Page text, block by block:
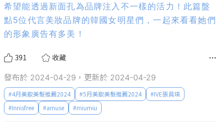
希望能透過新面孔為品牌注入不一樣的活力！此篇盤
點5位代言美妝品牌的韓國女明星們，一起來看看她們
的形象廣告有多美！
391 收藏
發布於 2024-04-29，更新於 2024-04-29
#4月美妝美髮推薦2024 #5月美妝美髮推薦2024 #IVE張員瑛
#Innisfree #amuse #miumiu